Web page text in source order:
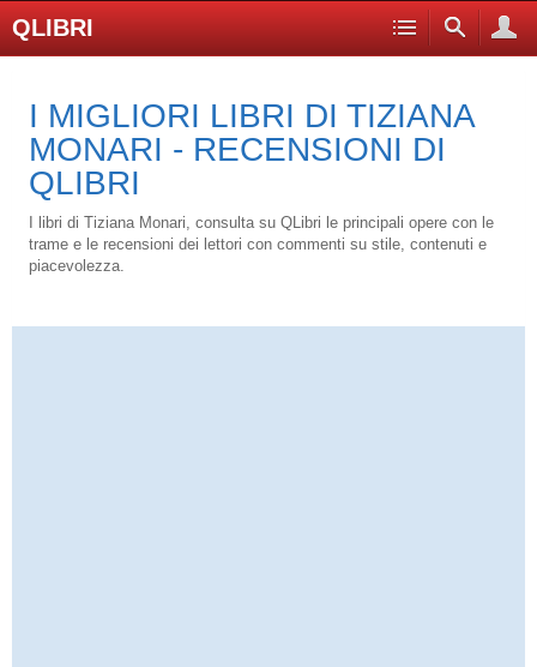
QLIBRI
I MIGLIORI LIBRI DI TIZIANA
MONARI - RECENSIONI DI
QLIBRI
I libri di Tiziana Monari, consulta su QLibri le principali opere con le
trame e le recensioni dei lettori con commenti su stile, contenuti e
piacevolezza.